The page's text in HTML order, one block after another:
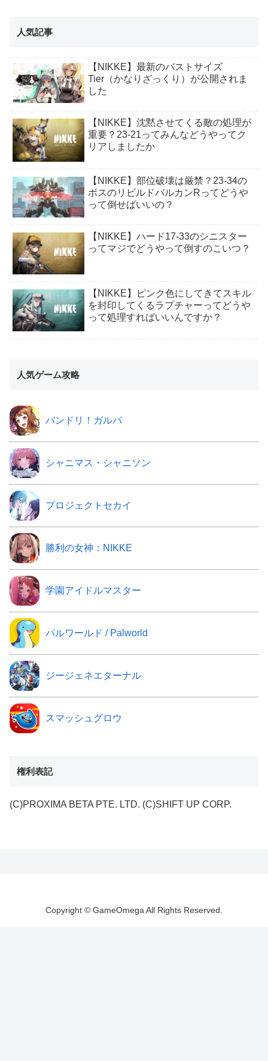
人気記事
【NIKKE】最新のバストサイズ
Tier（かなりざっくり）が公開されま
した
【NIKKE】沈黙させてくる敵の処理が
重要？23-21ってみんなどうやってク
リアしましたか
【NIKKE】部位破壊は厳禁？23-34の
ボスのリビルドバルカンRってどうや
って倒せばいいの？
【NIKKE】ハード17-33のシニスター
ってマジでどうやって倒すのこいつ？
【NIKKE】ピンク色にしてきてスキル
を封印してくるラプチャーってどうや
って処理すればいいんですか？
人気ゲーム攻略
バンドリ！ガルパ
シャニマス・シャニソン
プロジェクトセカイ
勝利の女神：NIKKE
学園アイドルマスター
パルワールド / Palworld
ジージェネエターナル
スマッシュグロウ
権利表記
(C)PROXIMA BETA PTE. LTD. (C)SHIFT UP CORP.
Copyright © GameOmega All Rights Reserved.